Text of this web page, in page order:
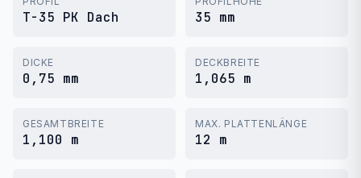
T-35 PK Dach 35 mm
DICKE
0,75 mm
DECKBREITE
1,065 m
GESAMTBREITE
1,100 m
MAX. PLATTENLÄNGE
12 m